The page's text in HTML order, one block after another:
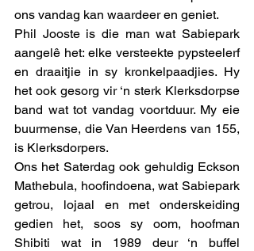
ons vandag kan waardeer en geniet.
Phil Jooste is die man wat Sabiepark
aangelê het: elke versteekte pypsteelerf
en draaitjie in sy kronkelpaadjies. Hy
het ook gesorg vir ‘n sterk Klerksdorpse
band wat tot vandag voortduur. My eie
buurmense, die Van Heerdens van 155,
is Klerksdorpers.
Ons het Saterdag ook gehuldig Eckson
Mathebula, hoofindoena, wat Sabiepark
getrou, lojaal en met onderskeiding
gedien het, soos sy oom, hoofman
Shibiti wat in 1989 deur ‘n buffel